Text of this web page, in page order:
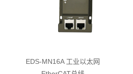
EDS-MN16A 工业以太网